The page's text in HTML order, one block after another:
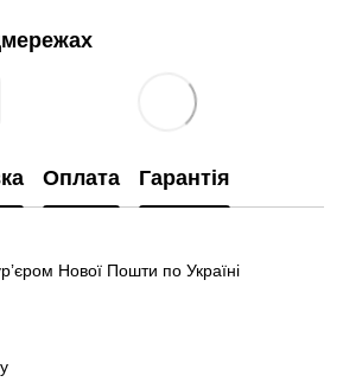
Оплата Гарантія
Нової Пошти по Україні